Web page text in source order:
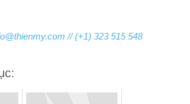
// (+1) 323 515 548